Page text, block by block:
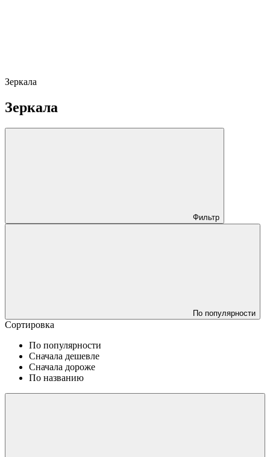
Зеркала
Зеркала
Фильтр
По популярности
Сортировка
По популярности
Сначала дешевле
Сначала дороже
По названию